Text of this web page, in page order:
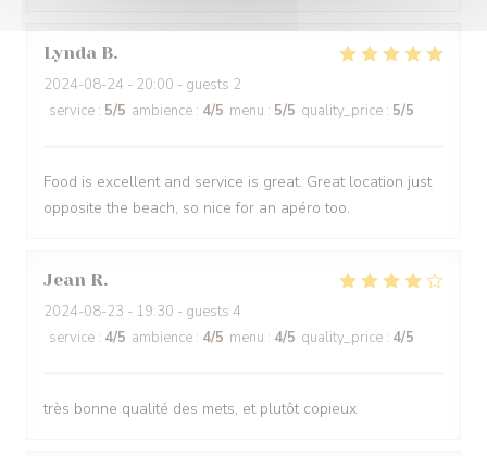
Lynda B
2024-08-24 - 20:00 - guests 2
service : 5/5 ambience : 4/5 menu : 5/5 quality_price : 5/5
Food is excellent and service is great. Great location just
opposite the beach, so nice for an apéro too.
Jean R
2024-08-23 - 19:30 - guests 4
service : 4/5 ambience : 4/5 menu : 4/5 quality_price : 4/5
très bonne qualité des mets, et plutôt copieux